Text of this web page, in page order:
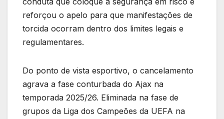
reforçou o apelo para que manifestações de
torcida ocorram dentro dos limites legais e
regulamentares.
Do ponto de vista esportivo, o cancelamento
agrava a fase conturbada do Ajax na
temporada 2025/26. Eliminada na fase de
grupos da Liga dos Campeões da UEFA na